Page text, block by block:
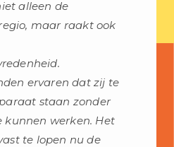
alleen de
maar raakt ook
ervaren dat zij te
staan zonder
werken. Het
te lopen nu de